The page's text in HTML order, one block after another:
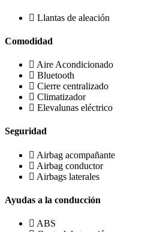
Llantas de aleación
Comodidad
Aire Acondicionado
Bluetooth
Cierre centralizado
Climatizador
Elevalunas eléctrico
Seguridad
Airbag acompañante
Airbag conductor
Airbags laterales
Ayudas a la conducción
ABS